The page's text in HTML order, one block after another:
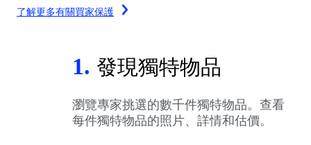
了解更多有關買家保護
1. 發現獨特物品
瀏覽專家挑選的數千件獨特物品。查看
每件獨特物品的照片、詳情和估價。